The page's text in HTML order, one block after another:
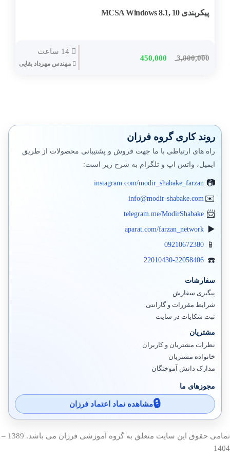
جونیپر (SRX)
فورتی گیت
وایرشارک
زبیکس مانیتورینگ
ادوبی Adobe
اسکایپ (سازمانی)
ایمیل سرور
سیتریکس
هایپروی
تجهیزات ذخیره سازی
EMC Storage
پیکربندی MCSA Windows 8.1, 10
3,000,000
450,000
مهندس مهرداد بقایی
روند کاری گروه فرزان
راه های ارتباطی با ما جهت فروش و پشتیبانی محصولات از طریق
ایمیل، واتس اپ و تلگرام به شرح زیر است:
instagram.com/modir_shabake_farzan
info@modir-shabake.com
telegram.me/ModirShabake
aparat.com/farzan_network
09210672380
22010430-22058406
سفارشات
پیگیری سفارش
شرایط مقررات و گارانتی
ثبت شکایات در سایت
مشتریان
نظرات مشتریان و کاربران
خانواده مشتریان
مدارک دانش آموختگان
مجوزهای ما
مشاهده نماد اعتماد فرزان
تمامی حقوق این سایت متعلق به گروه آموزشی فرزان می باشد. 1389 –
1404